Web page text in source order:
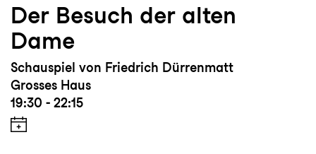
Der Besuch der alten
Dame
Schauspiel von Friedrich Dürrenmatt
Grosses Haus
19:30 - 22:15